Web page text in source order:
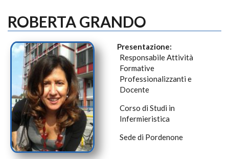
ROBERTA GRANDO
Presentazione:
Responsabile Attività
Formative
Professionalizzanti e
Docente
Corso di Studi in
Infermieristica
Sede di Pordenone